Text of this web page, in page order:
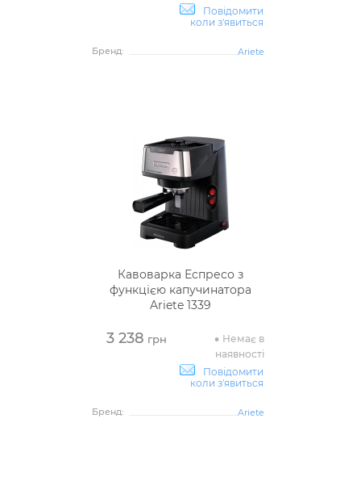
Повідомити
коли з'явиться
Бренд: Ariete
Кавоварка Еспресо з
функцією капучинатора
Ariete 1339
3 238 грн
Немає в
наявності
Повідомити
коли з'явиться
Бренд: Ariete